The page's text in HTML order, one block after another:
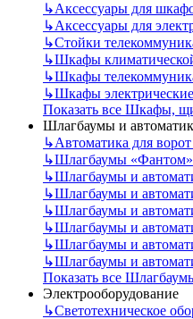
↳Аксессуары для
↳Аксессуары для
↳Стойки
↳Шкафы
↳Шкафы
↳Шкафы электрические
Показать все Шкафы,
Шлагбаумы и
↳Автоматика для
↳Шлагбаумы «Фантом»
↳Шлагбаумы и
↳Шлагбаумы и
↳Шлагбаумы и
↳Шлагбаумы и
↳Шлагбаумы и
↳Шлагбаумы и
Показать все
Электрооборудование
↳Светотехническое